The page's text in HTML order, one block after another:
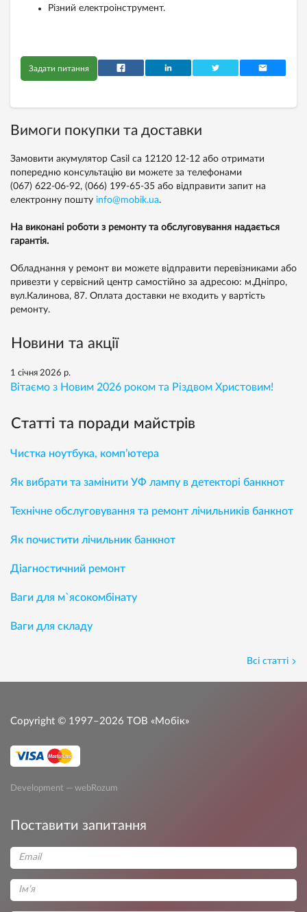
Різний електроінструмент.
Задати питання
Вимоги покупки та доставки
Замовити акумулятор Casil са 12120 12-12 або отримати
попередню консультацію ви можете за телефонами
(067) 622-06-92, (066) 199-65-35 або відправити запит на
електронну пошту info@mobik.ua.
На виконані роботи з ремонту та обслуговування надається
гарантія.
Обладнання у ремонт ви можете відправити перевізниками або
привезти у сервісний центр самостійно за адресою: м.Дніпро,
вул.Калинова, 87. Оплата доставки не входить у вартість
ремонту.
Новини та акції
1 січня 2026 р.
Вітаємо з Новим 2026 роком та Різдвом Христовим!
Статті та поради майстрів
Чистка ноутбука, комп’ютера
Як вибрати та замінити УФ лампу в детекторі банкнот
Технічне обслуговування та ремонт лічильників банкнот
Як почистити лічильник банкнот
Діагностичний ремонт
Ваги для м`ясокомбінату
Ваги для складу
Всі статті
Copyright © 1997–2026 ТОВ «Мобік»
Development — webRozum
Поставити запитання